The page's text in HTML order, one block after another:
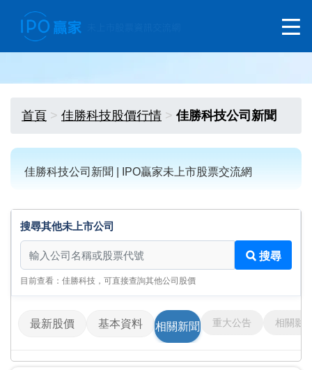
首頁 佳勝科技股價行情 佳勝科技公司新聞
佳勝科技公司新聞 | IPO贏家未上市股票交流網
搜尋其他未上市公司
搜尋其他未上市公司
搜尋
目前查看：佳勝科技，可直接查詢其他公司股價
最新股價 基本資料 相關新聞 重大公告 相關影